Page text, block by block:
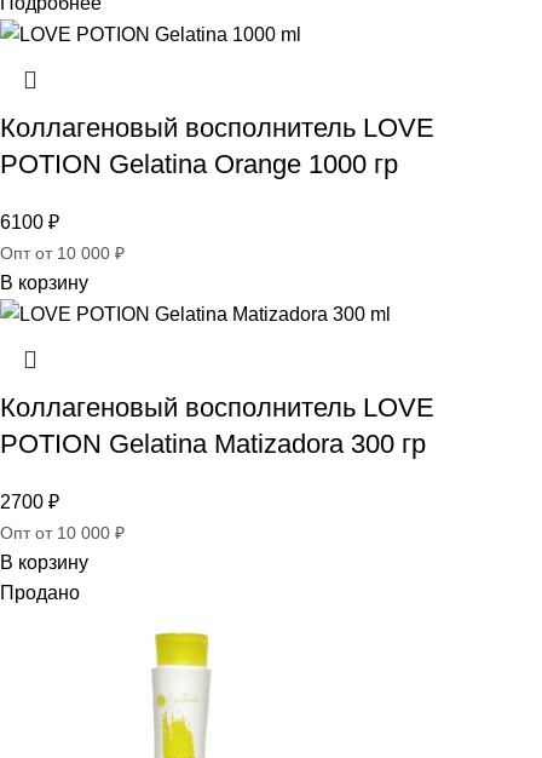
Коллагеновый восполнитель LOVE
POTION Gelatina Orange 1000 гр
6100 ₽
Опт от 10 000 ₽
В корзину
Коллагеновый восполнитель LOVE
POTION Gelatina Matizadora 300 гр
2700 ₽
Опт от 10 000 ₽
В корзину
Продано